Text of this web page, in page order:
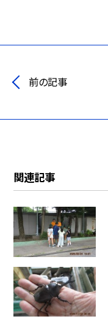
前の記事
関連記事